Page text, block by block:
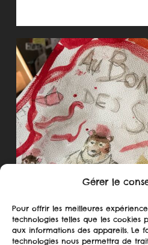
Gérer le
Pour offrir les meilleures
technologies telles que les cookies
aux informations des appareils. Le
technologies nous permettra de